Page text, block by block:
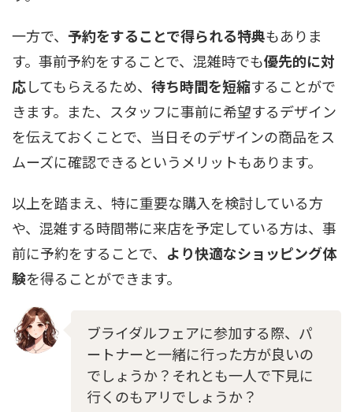
一方で、 予約をすることで得られる特典もありま
す。事前予約をすることで、混雑時でも優先的に対
応してもらえるため、 待ち時間を短縮することがで
きます。また、スタッフに事前に希望するデザイン
を伝えておくことで、当日そのデザインの商品をス
ムーズに確認できるというメリットもあります。
以上を踏まえ、特に重要な購入を検討している方
や、混雑する時間帯に来店を予定している方は、事
前に予約をすることで、 より快適なショッピング体
験を得ることができます。
ブライダルフェアに参加する際、パ
ートナーと一緒に行った方が良いの
でしょうか？それとも一人で下見に
行くのもアリでしょうか？